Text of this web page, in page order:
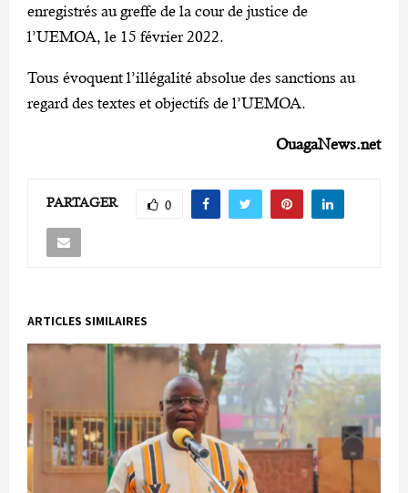
enregistrés au greffe de la cour de justice de
l’UEMOA, le 15 février 2022.
Tous évoquent l’illégalité absolue des sanctions au
regard des textes et objectifs de l’UEMOA.
OuagaNews.net
PARTAGER 0
ARTICLES SIMILAIRES